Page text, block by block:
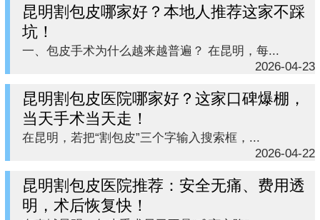
昆明割包皮哪家好？本地人推荐这家不踩
坑！
一、包皮手术为什么越来越普遍？ 在昆明，每...
2026-04-23
昆明割包皮医院哪家好？这家口碑爆棚，
当天手术当天走！
在昆明，若把“割包皮”三个字输入搜索框，...
2026-04-22
昆明割包皮医院推荐：安全无痛、费用透
明，术后恢复快！